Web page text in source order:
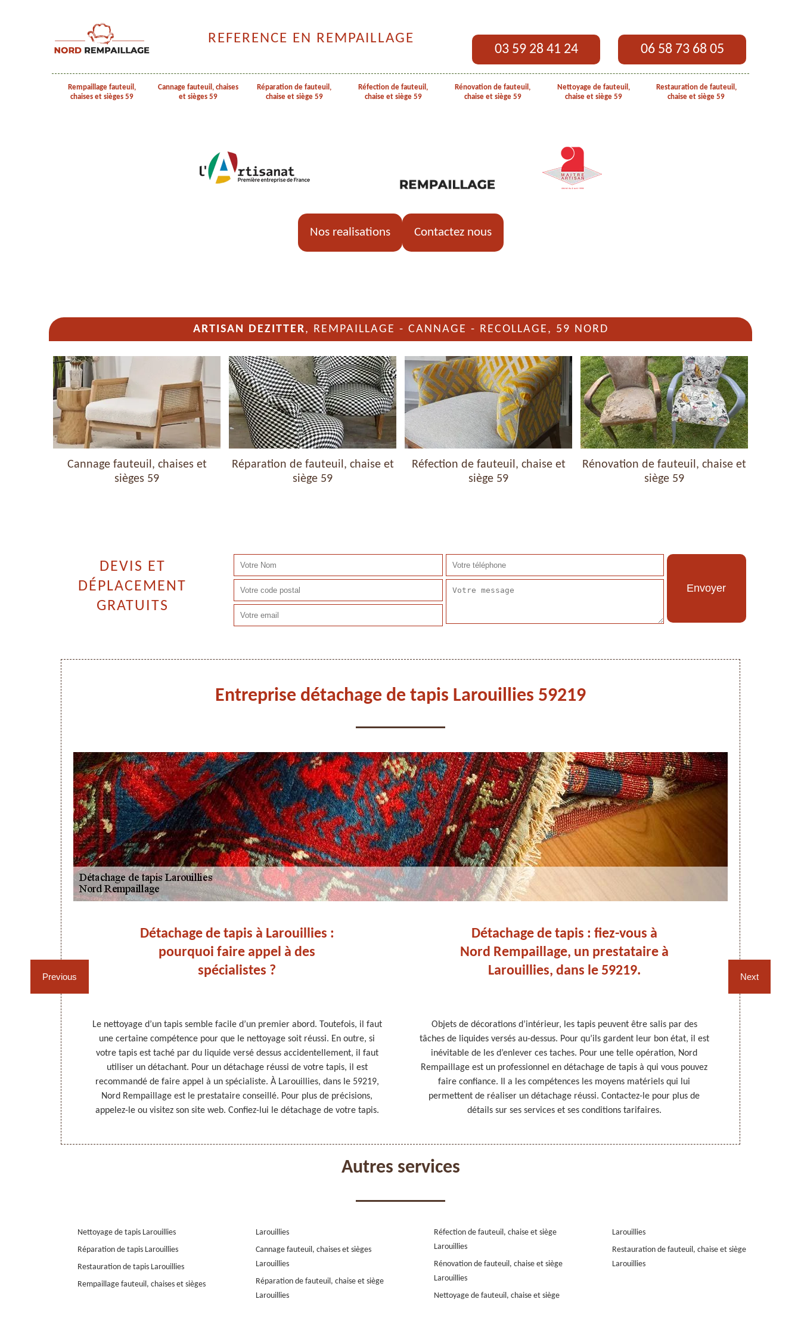
REFERENCE EN REMPAILLAGE
03 59 28 41 24 06 58 73 68 05
Rempaillage fauteuil,
chaises et sièges 59
Cannage fauteuil, chaises
et sièges 59
Réparation de fauteuil,
chaise et siège 59
Réfection de fauteuil,
chaise et siège 59
Rénovation de fauteuil,
chaise et siège 59
Nettoyage de fauteuil,
chaise et siège 59
Restauration de fauteuil,
chaise et siège 59
Nos realisations Contactez nous
ARTISAN DEZITTER, REMPAILLAGE - CANNAGE - RECOLLAGE, 59 NORD
Cannage fauteuil, chaises et
sièges 59
Réparation de fauteuil, chaise et
siège 59
Réfection de fauteuil, chaise et
siège 59
Rénovation de fauteuil, chaise et
siège 59
DEVIS ET
DÉPLACEMENT
GRATUITS
Entreprise détachage de tapis Larouillies 59219
Previous
Détachage de tapis à Larouillies :
pourquoi faire appel à des
spécialistes ?
Le nettoyage d’un tapis semble facile d’un premier abord. Toutefois, il faut
une certaine compétence pour que le nettoyage soit réussi. En outre, si
votre tapis est taché par du liquide versé dessus accidentellement, il faut
utiliser un détachant. Pour un détachage réussi de votre tapis, il est
recommandé de faire appel à un spécialiste. À Larouillies, dans le 59219,
Nord Rempaillage est le prestataire conseillé. Pour plus de précisions,
appelez-le ou visitez son site web. Confiez-lui le détachage de votre tapis.
Détachage de tapis : fiez-vous à
Nord Rempaillage, un prestataire à
Larouillies, dans le 59219.
Objets de décorations d’intérieur, les tapis peuvent être salis par des
tâches de liquides versés au-dessus. Pour qu’ils gardent leur bon état, il est
inévitable de les d’enlever ces taches. Pour une telle opération, Nord
Rempaillage est un professionnel en détachage de tapis à qui vous pouvez
faire confiance. Il a les compétences les moyens matériels qui lui
permettent de réaliser un détachage réussi. Contactez-le pour plus de
détails sur ses services et ses conditions tarifaires.
Next
Autres services
Nettoyage de tapis Larouillies
Réparation de tapis Larouillies
Restauration de tapis Larouillies
Rempaillage fauteuil, chaises et sièges
Larouillies
Cannage fauteuil, chaises et sièges
Larouillies
Réparation de fauteuil, chaise et siège
Larouillies
Réfection de fauteuil, chaise et siège
Larouillies
Rénovation de fauteuil, chaise et siège
Larouillies
Nettoyage de fauteuil, chaise et siège
Larouillies
Restauration de fauteuil, chaise et siège
Larouillies